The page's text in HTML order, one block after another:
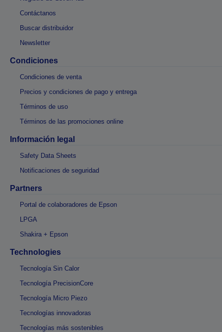
Contáctanos
Buscar distribuidor
Newsletter
Condiciones
Condiciones de venta
Precios y condiciones de pago y entrega
Términos de uso
Términos de las promociones online
Información legal
Safety Data Sheets
Notificaciones de seguridad
Partners
Portal de colaboradores de Epson
LPGA
Shakira + Epson
Technologies
Tecnología Sin Calor
Tecnología PrecisionCore
Tecnología Micro Piezo
Tecnologías innovadoras
Tecnologías más sostenibles